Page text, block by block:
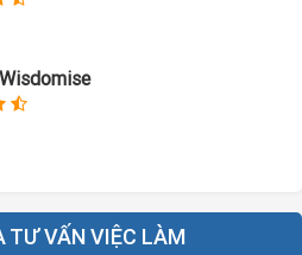
TƯ VẤN VIỆC LÀM